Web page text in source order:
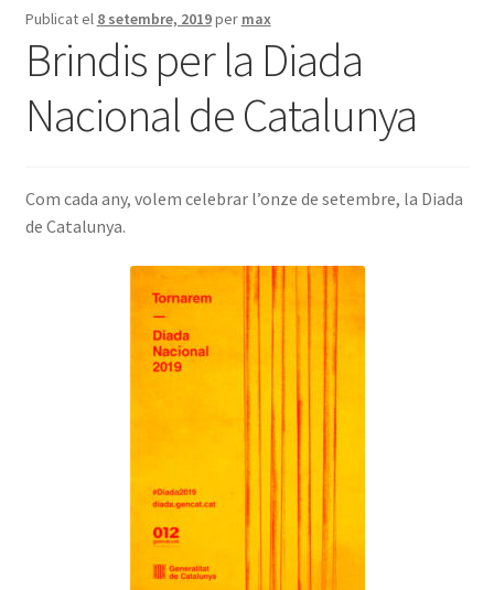
CURSOS
FES-TE SOCI
LLIBRE
INICIA SESSIÓ
Publicat el 8 setembre, 2019per max
Brindis per la Diada
Nacional de Catalunya
Com cada any, volem celebrar l’onze de setembre, la Diada
de Catalunya.